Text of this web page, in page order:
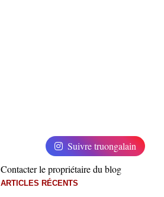
Suivre truongalain
Contacter le propriétaire du blog
ARTICLES RÉCENTS